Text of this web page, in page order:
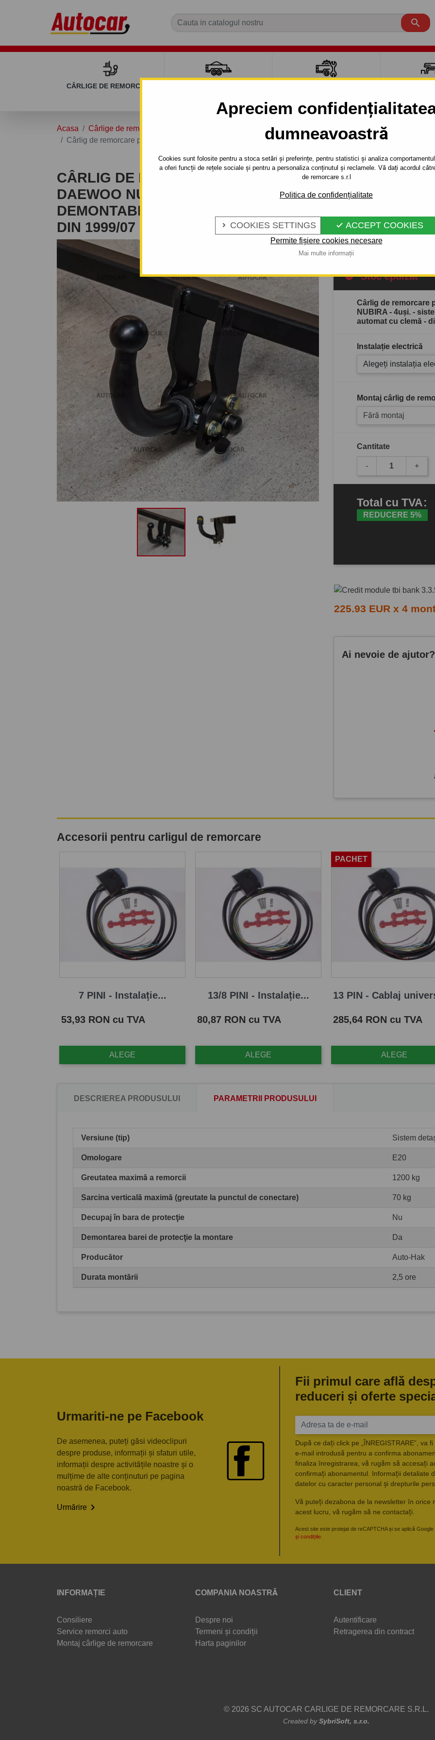
Apreciem
dumneavoastră
Cookies sunt folosite pentru a stoca setări și preferințe, pentru statistici și analiza
a oferi funcții de rețele sociale și pentru a personaliza conținutul și reclamele. Vă dați acordul
de remorcare s.r.l
Politica de confidențialitate
 COOKIES SETTINGS  ACCEPT COOKIES
Permite fișiere cookies necesare
Mai multe informații

CÂRLIGE DE REMORCARE
Acasa Cârlige de remorcare 4 uși
Cârlig de remorcare pentru DAEWOO NUBIRA - 4uşi. - sistem demontabil automat cu clemă - din 1999/07
CÂRLIG DE REMORCARE PENTRU
DAEWOO NUBIRA - 4UŞI. - SISTEM
DEMONTABIL AUTOMAT CU CLEMĂ -
DIN 1999/07 PÂNĂ 2003
Referinta:
Cârlig de remorcare
NUBIRA, seria : 4 uşi .Anul
Descrierea completă a
Stoc epuizat
Cârlig de remorcare
NUBIRA - 4uşi. -
automat cu clemă -
Instalație electrică
Alegeți instalația
Montaj cârlig de
Fără montaj
Cantitate
- +
Total cu TVA:
REDUCERE 5%
225.93 EUR x 4
Ai nevoie de
Accesorii pentru carligul de remorcare
7 PINI - Instalație...
Pret
53,93 RON cu TVA
ALEGE
13/8 PINI - Instalație...
Pret
80,87 RON cu TVA
ALEGE
13 PIN - Cablaj
Pret
285,64 RON cu TVA
ALEGE
PACHET
DESCRIEREA PRODUSULUI PARAMETRII PRODUSULUI
Versiune (tip) Sistem
Omologare E20
Greutatea maximă a remorcii 1200 kg
Sarcina verticală maximă (greutate la punctul de conectare) 70 kg
Decupaj în bara de protecţie Nu
Demontarea barei de protecţie la montare Da
Producător Auto-Hak
Durata montării 2,5 ore
Urmariti-ne pe Facebook
De asemenea, puteți găsi videoclipuri
despre produse, informații și sfaturi utile,
informații despre activitățile noastre și o
mulțime de alte conținuturi pe pagina
noastră de Facebook.
Urmărire 
Fii primul care află
reduceri și oferte
După ce dați click pe „ÎNREGISTRARE”, va
e-mail introdusă pentru a confirma
finaliza înregistrarea, vă rugăm să accesați
confirmați abonamentul. Informații detaliate
datelor cu caracter personal și drepturile
Vă puteți dezabona de la newsletter în orice
acest lucru, vă rugăm să ne contactați.
Acest site este protejat de reCAPTCHA și se aplică Google
și condițiile
INFORMAȚIE
Consiliere
Service remorci auto
Montaj cârlige de remorcare
COMPANIA NOASTRĂ
Despre noi
Termeni și condiții
Harta paginilor
CLIENT
Autentificare
Retragerea din contract
© 2026 SC AUTOCAR CARLIGE DE REMORCARE S.R.L.
Created bySybriSoft, s.r.o.